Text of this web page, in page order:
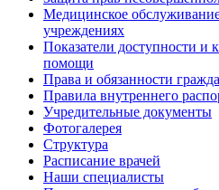
Медицинское
учреждениях
Показатели доступности и
помощи
Права и обязанности
Правила внутреннего
Учредительные документы
Фотогалерея
Структура
Расписание врачей
Наши специалисты